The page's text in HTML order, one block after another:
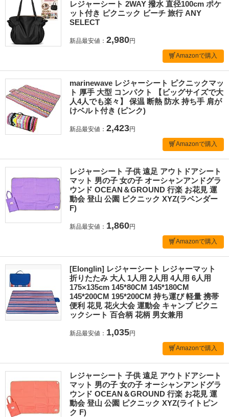
レジャーシート 2WAY 撥水 直径100cm ポケ
ット付き ピクニック ビーチ 旅行 ANY
SELECT
新品最安値： 2,980円
Amazonで購入
marinewave レジャーシート ピクニックマッ
ト 厚手 大型 コンパクト 【ビッグサイズで大
人4人でも楽々】 保温 断熱 防水 持ち手 肩が
けベルト付き (ピンク)
新品最安値： 2,423円
Amazonで購入
レジャーシート 子供 遠足 アウトドアシート
マット 男の子 女の子 オーシャンアンドグラ
ウンド OCEAN＆GROUND 行楽 お花見 運
動会 登山 公園 ピクニック XYZ(ラベンダー
F)
新品最安値： 1,860円
Amazonで購入
[Elonglin] レジャーシート レジャーマット
折りたたみ 大人 1人用 2人用 4人用 6人用
175×135cm 145*80CM 145*180CM
145*200CM 195*200CM 持ち運び 軽量 携帯
便利 花見 花火大会 運動会 キャンプ ピクニ
ックシート 百合柄 花柄 男女兼用
新品最安値： 1,035円
Amazonで購入
レジャーシート 子供 遠足 アウトドアシート
マット 男の子 女の子 オーシャンアンドグラ
ウンド OCEAN＆GROUND 行楽 お花見 運
動会 登山 公園 ピクニック XYZ(ライトピン
ク F)